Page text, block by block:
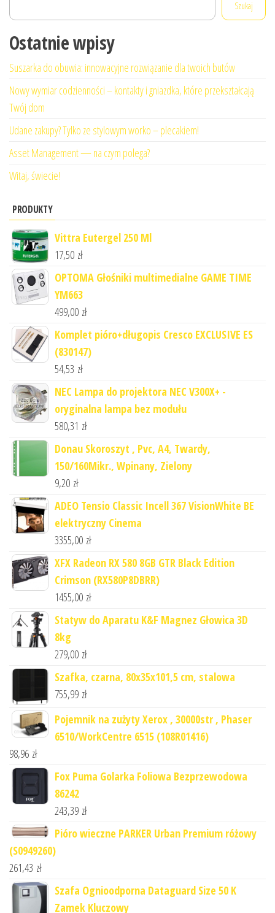
Szukaj
Ostatnie wpisy
Suszarka do obuwia: innowacyjne rozwiązanie dla twoich butów
Nowy wymiar codzienności – kontakty i gniazdka, które przekształcają
Twój dom
Udane zakupy? Tylko ze stylowym worko – plecakiem!
Asset Management — na czym polega?
Witaj, świecie!
PRODUKTY
Vittra Eutergel 250 Ml
17,50 zł
OPTOMA Głośniki multimedialne GAME TIME
YM663
499,00 zł
Komplet pióro+długopis Cresco EXCLUSIVE ES
(830147)
54,53 zł
NEC Lampa do projektora NEC V300X+ -
oryginalna lampa bez modułu
580,31 zł
Donau Skoroszyt , Pvc, A4, Twardy,
150/160Mikr., Wpinany, Zielony
9,20 zł
ADEO Tensio Classic Incell 367 VisionWhite BE
elektryczny Cinema
3355,00 zł
XFX Radeon RX 580 8GB GTR Black Edition
Crimson (RX580P8DBRR)
1455,00 zł
Statyw do Aparatu K&F Magnez Głowica 3D
8kg
279,00 zł
Szafka, czarna, 80x35x101,5 cm, stalowa
755,99 zł
Pojemnik na zużyty Xerox , 30000str , Phaser
6510/WorkCentre 6515 (108R01416)
98,96 zł
Fox Puma Golarka Foliowa Bezprzewodowa
86242
243,39 zł
Pióro wieczne PARKER Urban Premium różowy
(S0949260)
261,43 zł
Szafa Ognioodporna Dataguard Size 50 K
Zamek Kluczowy